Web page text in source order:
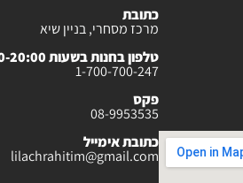
כתובת
מרכז מסחרי, בניין שיא
טלפון בחנות בשעות 08:30-20:00
1-700-700-247
פקס
08-9953535
כתובת אימייל
lilachrahitim@gmail.com